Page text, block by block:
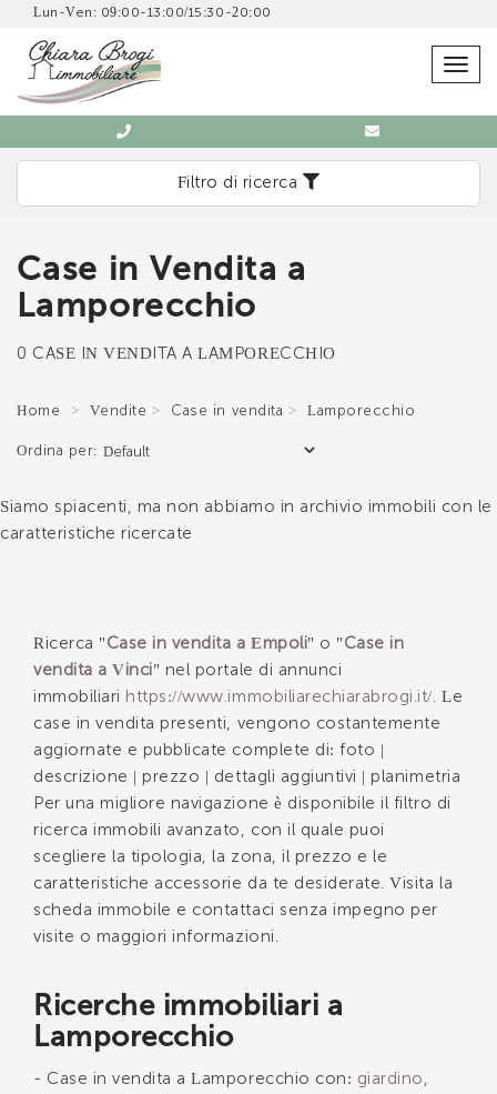
Lun-Ven: 09:00-13:00/15:30-20:00
Filtro di ricerca
Case in Vendita a
Lamporecchio
0 CASE IN VENDITA A LAMPORECCHIO
Home Vendite Case in vendita Lamporecchio
Ordina per:
Siamo spiacenti, ma non abbiamo in archivio immobili con le
caratteristiche ricercate
Ricerca " Case in vendita a Empoli" o " Case in
vendita a Vinci" nel portale di annunci
immobiliari https://www.immobiliarechiarabrogi.it/. Le
case in vendita presenti, vengono costantemente
aggiornate e pubblicate complete di: foto |
descrizione | prezzo | dettagli aggiuntivi | planimetria
Per una migliore navigazione è disponibile il filtro di
ricerca immobili avanzato, con il quale puoi
scegliere la tipologia, la zona, il prezzo e le
caratteristiche accessorie da te desiderate. Visita la
scheda immobile e contattaci senza impegno per
visite o maggiori informazioni.
Ricerche immobiliari a
Lamporecchio
- Case in vendita a Lamporecchio con: giardino ,
SCRIVICI SENZA IMPEGNO
Immobiliare Chiara Brogi
0571 902832
*Il tuo nome
Ho letto, compreso e accettato itermini e
condizioni.
Voglio ricevere immobili simili da Immobiliare Chiara
Brogi.
*Controllo Antispam: qual è il numero fra 9 e 11?
INVIA